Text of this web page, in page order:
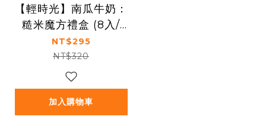
【輕時光】南瓜牛奶：
糙米魔方禮盒 (8入/
盒)
NT$295
NT$320
加入購物車